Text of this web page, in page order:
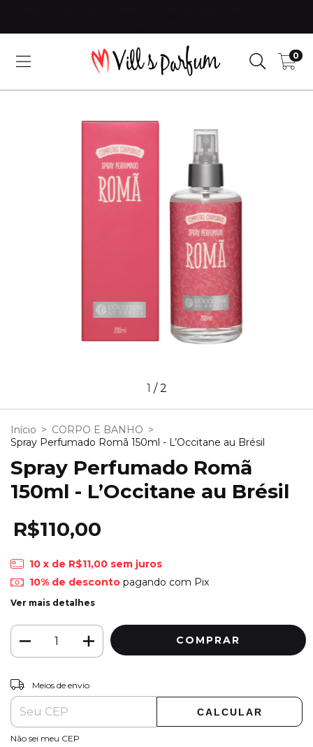
0
1 /2
Início > CORPO E BANHO >
Spray Perfumado Romã 150ml - L’Occitane au Brésil
Spray Perfumado Rom
150ml - L’Occitane au Brésil
R$110,00
10 x de R$11,00 sem juros
10% de descontopagando com Pix
Ver mais detalhes
Entregas para o CEP:
Meios de envio
CALCULAR
Não sei meu CEP